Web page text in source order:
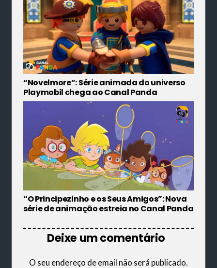
“Novelmore”: Série animada do universo
Playmobil chega ao Canal Panda
“O Principezinho e os Seus Amigos”: Nova
série de animação estreia no Canal Panda
Deixe um comentário
O seu endereço de email não será publicado.